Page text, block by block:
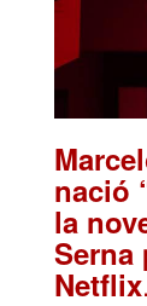
nació
la
Serna
Netflix